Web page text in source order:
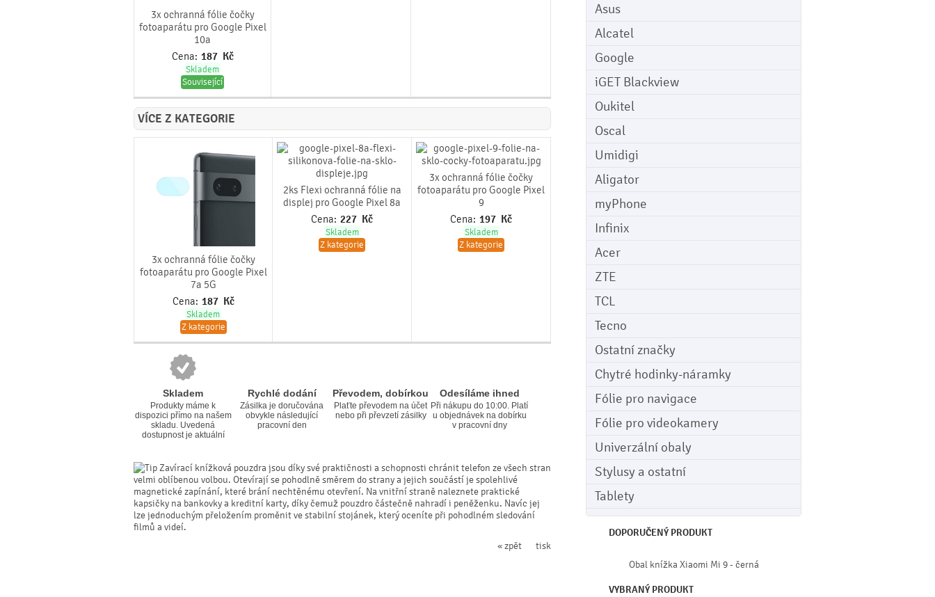
Asus
Alcatel
Google
iGET Blackview
Oukitel
Oscal
Umidigi
Aligator
myPhone
Infinix
Acer
ZTE
TCL
Tecno
Ostatní značky
Chytré hodinky-náramky
Fólie pro navigace
Fólie pro videokamery
Univerzální obaly
Stylusy a ostatní
Tablety
DOPORUČENÝ PRODUKT
Obal knížka Xiaomi Mi 9 - černá
VYBRANÝ PRODUKT
3x ochranná fólie čočky
fotoaparátu pro Google Pixel
10a
Cena: 187 Kč
Skladem
Související
VÍCE Z KATEGORIE
3x ochranná fólie čočky
fotoaparátu pro Google Pixel
7a 5G
Cena: 187 Kč
Skladem
Z kategorie
2ks Flexi ochranná fólie na
displej pro Google Pixel 8a
Cena: 227 Kč
Skladem
Z kategorie
3x ochranná fólie čočky
fotoaparátu pro Google Pixel
9
Cena: 197 Kč
Skladem
Z kategorie
Skladem
Produkty máme k
dispozici přímo na našem
skladu. Uvedená
dostupnost je aktuální
Rychlé dodání
Zásilka je doručována
obvykle následující
pracovní den
Převodem, dobírkou
Plaťte převodem na účet
nebo při převzetí zásilky
Odesíláme ihned
Při nákupu do 10:00. Platí
u objednávek na dobírku
v pracovní dny
Zavírací knížková pouzdra jsou díky své praktičnosti a schopnosti chránit telefon ze všech stran
velmi oblíbenou volbou. Otevírají se pohodlně směrem do strany a jejich součástí je spolehlivé
magnetické zapínání, které brání nechtěnému otevření. Na vnitřní straně naleznete praktické
kapsičky na bankovky a kreditní karty, díky čemuž pouzdro částečně nahradí i peněženku. Navíc jej
lze jednoduchým přeložením proměnit ve stabilní stojánek, který oceníte při pohodlném sledování
filmů a videí.
tisk
« zpět